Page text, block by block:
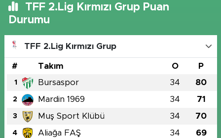
TFF 2.Lig Kırmızı Grup Puan
Durumu
TFF 2.Lig Kırmızı Grup
# Takım O P
1 Bursaspor 34 80
2 Mardin 1969 34 71
3 Muş Sport Klübü 34 70
4 Aliağa FAŞ 34 69